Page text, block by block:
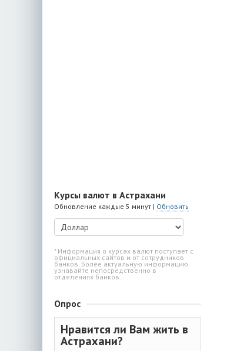
Курсы валют в Астрахани
Обновление каждые 5 минут | Обновить
* Информация о курсах валют поступает с
официальных сайтов и от сотрудников
банков. Более актуальную информацию
узнавайте непосредственно в
отделениях банков.
Опрос
Нравится ли Вам жить в
Астрахани?